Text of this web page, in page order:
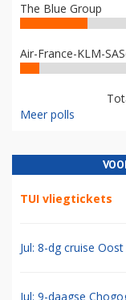
The Blue Group
Air-France-KLM-
Meer polls
TUI vliegtickets
Jul: 8-dg cruise
Jul: 9-daagse